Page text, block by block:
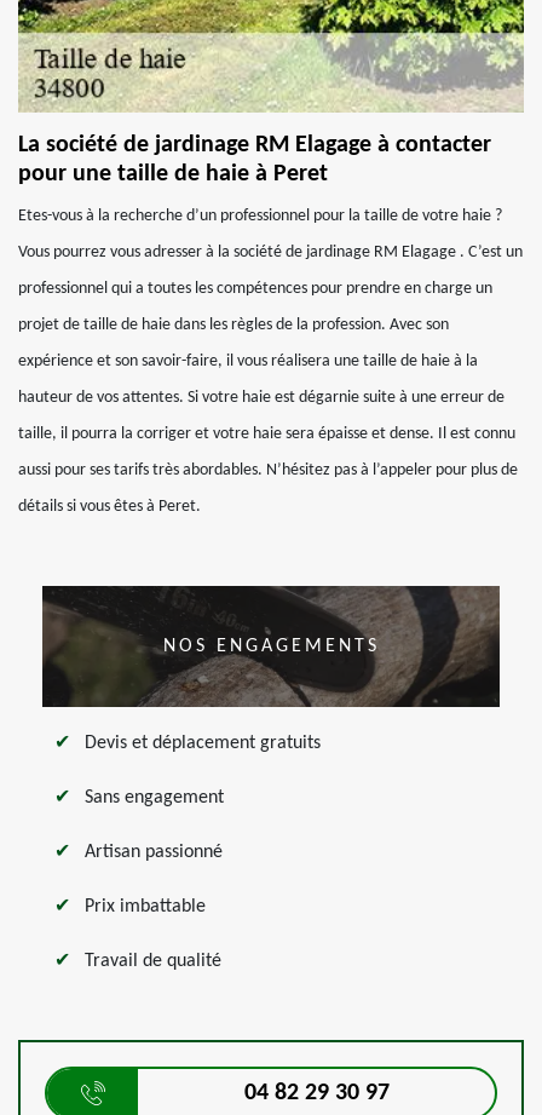
La société de jardinage RM Elagage à contacter
pour une taille de haie à Peret
Etes-vous à la recherche d’un professionnel pour la taille de votre haie ?
Vous pourrez vous adresser à la société de jardinage RM Elagage . C’est un
professionnel qui a toutes les compétences pour prendre en charge un
projet de taille de haie dans les règles de la profession. Avec son
expérience et son savoir-faire, il vous réalisera une taille de haie à la
hauteur de vos attentes. Si votre haie est dégarnie suite à une erreur de
taille, il pourra la corriger et votre haie sera épaisse et dense. Il est connu
aussi pour ses tarifs très abordables. N’hésitez pas à l’appeler pour plus de
détails si vous êtes à Peret.
NOS ENGAGEMENTS
Devis et déplacement gratuits
Sans engagement
Artisan passionné
Prix imbattable
Travail de qualité
04 82 29 30 97